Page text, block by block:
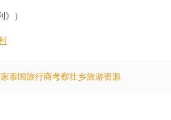
）
泰国旅行商考察壮乡旅游资源